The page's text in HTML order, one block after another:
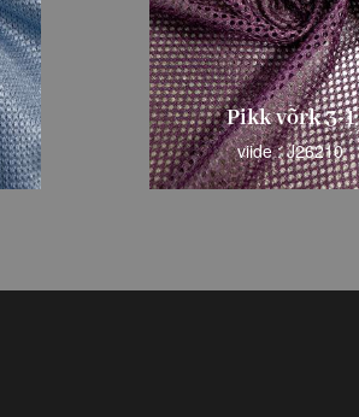
Liblikas Võrk
viide : J26211